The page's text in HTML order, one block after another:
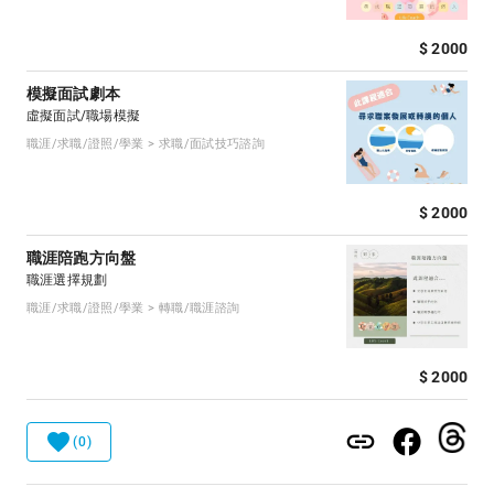
$ 2000
模擬面試劇本
虛擬面試/職場模擬
職涯/求職/證照/學業 > 求職/面試技巧諮詢
$ 2000
職涯陪跑方向盤
職涯選擇規劃
職涯/求職/證照/學業 > 轉職/職涯諮詢
$ 2000
(0)